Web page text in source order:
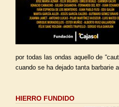
por todas las ondas aquello de
cuando se ha dejado tanta barbarie
HIERRO FUNDIDO